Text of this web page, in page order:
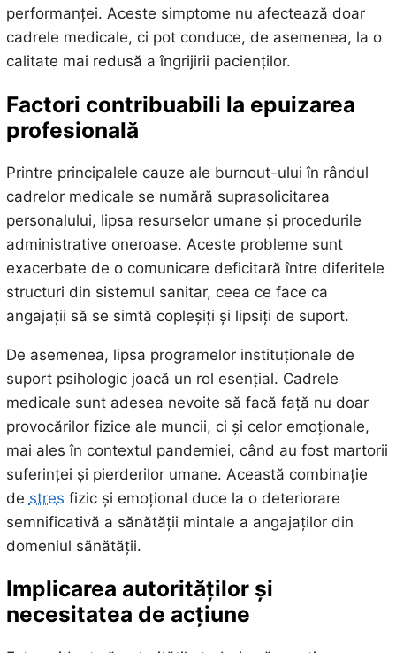
performanței. Aceste simptome nu afectează doar
cadrele medicale, ci pot conduce, de asemenea, la o
calitate mai redusă a îngrijirii pacienților.
Factori contribuabili la epuizarea
profesională
Printre principalele cauze ale burnout-ului în rândul
cadrelor medicale se numără suprasolicitarea
personalului, lipsa resurselor umane și procedurile
administrative oneroase. Aceste probleme sunt
exacerbate de o comunicare deficitară între diferitele
structuri din sistemul sanitar, ceea ce face ca
angajații să se simtă copleșiți și lipsiți de suport.
De asemenea, lipsa programelor instituționale de
suport psihologic joacă un rol esențial. Cadrele
medicale sunt adesea nevoite să facă față nu doar
provocărilor fizice ale muncii, ci și celor emoționale,
mai ales în contextul pandemiei, când au fost martorii
suferinței și pierderilor umane. Această combinație
de stres fizic și emoțional duce la o deteriorare
semnificativă a sănătății mintale a angajaților din
domeniul sănătății.
Implicarea autorităților și
necesitatea de acțiune